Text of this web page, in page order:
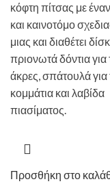
κόφτη πίτσας με
και καινοτόμο
μιας και διαθέτει
πριονωτά δόντια για
άκρες, σπάτουλά για
κομμάτια και λαβίδα
πιασίματος.
Προσθήκη στο